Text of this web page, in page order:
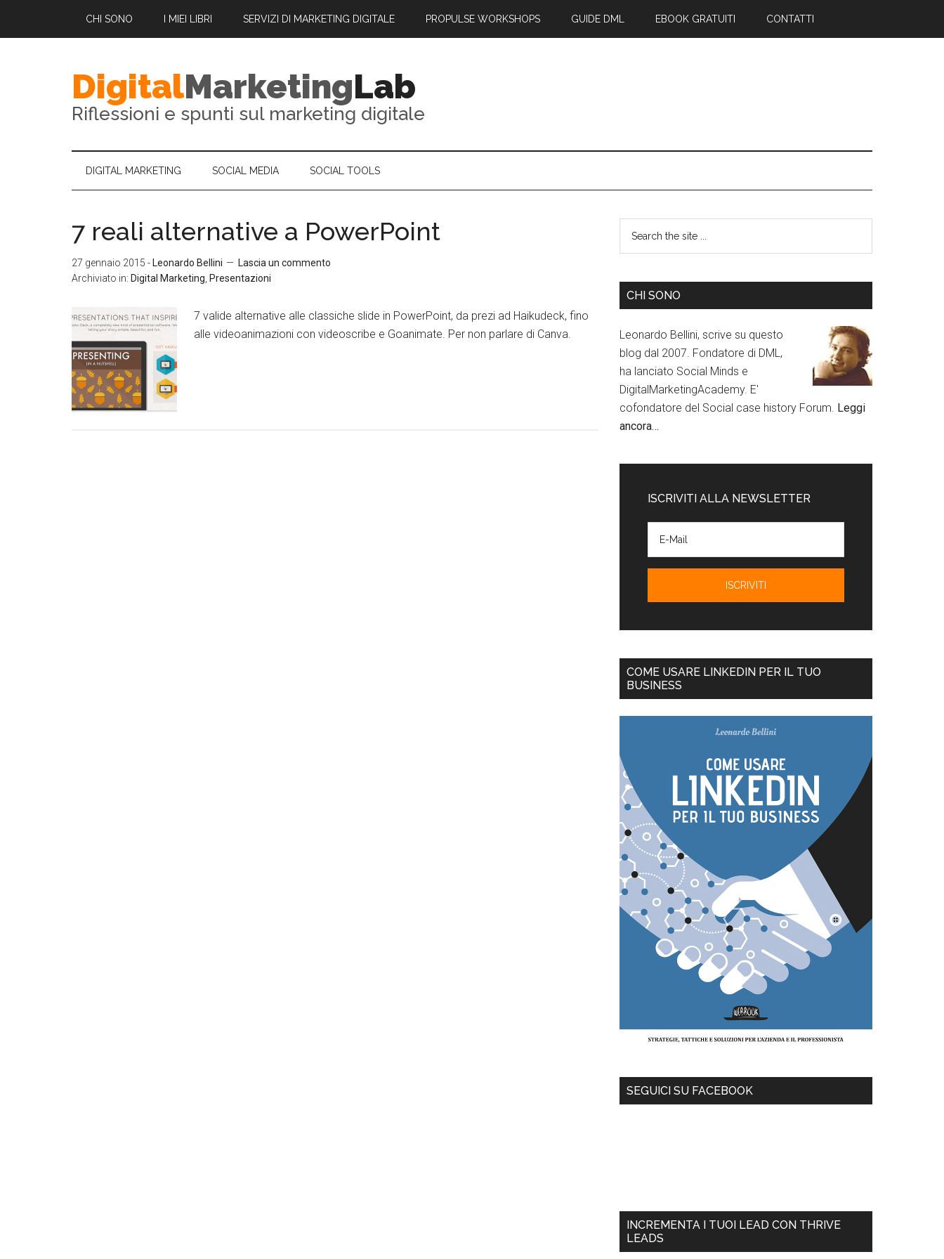
CHI SONO I MIEI LIBRI SERVIZI DI MARKETING DIGITALE PROPULSE WORKSHOPS GUIDE DML EBOOK GRATUITI CONTATTI
DigitalMarketingLab
Riflessioni e spunti sul marketing digitale
DIGITAL MARKETING SOCIAL MEDIA SOCIAL TOOLS
7 reali alternative a PowerPoint
27 gennaio 2015 - Leonardo Bellini
Lascia un commento
Archiviato in: Digital Marketing Presentazioni
7 valide alternative alle classiche slide in PowerPoint, da prezi ad Haikudeck, fino
alle videoanimazioni con videoscribe e Goanimate. Per non parlare di Canva.
CHI SONO
Leonardo Bellini, scrive su questo
blog dal 2007. Fondatore di DML,
ha lanciato Social Minds e
DigitalMarketingAcademy. E'
cofondatore del Social case history Forum. Leggi
ancora…
ISCRIVITI ALLA NEWSLETTER
COME USARE LINKEDIN PER IL TUO
BUSINESS
SEGUICI SU FACEBOOK
INCREMENTA I TUOI LEAD CON THRIVE
LEADS